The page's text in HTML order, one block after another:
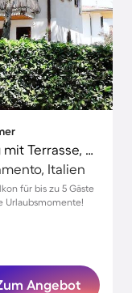
Wunderschöne Ferienwohnung mit Terrasse, Grill und Garten | Hunde erlaubt
Italien
für bis zu 5 Gäste
Urlaubsmomente!
Angebot